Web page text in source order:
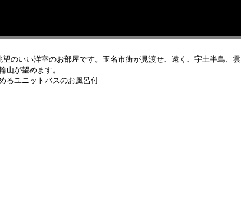
望のいい洋室のお部屋です。玉名市街が見渡せ、遠く、宇土半島、雲
山が望めます。
るユニットバスのお風呂付